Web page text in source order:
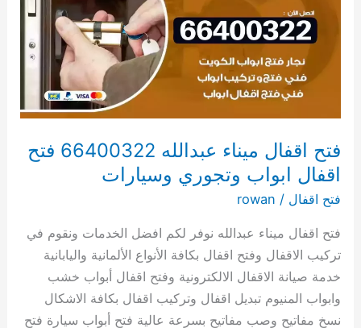
فتح اقفال ميناء عبدالله 66400322 فتح
اقفال ابواب وتجوري وسيارات
فتح اقفال /
rowan
فتح اقفال ميناء عبدالله نوفر لكم افضل الخدمات ونقوم في
تركيب الاقفال وفتح اقفال بكافة الأنواع الألمانية واليابانية
خدمة صيانة الاقفال الالكترونية وفتح اقفال أبواب خشب
وابواب المنيوم تبديل اقفال وتركيب اقفال بكافة الاشكال
نسخ مفاتيح وصب مفاتيح بسرعة عالية فتح أبواب سيارة فتح
عبدالله
66400322
اقفال
وتجوري
وسيارات